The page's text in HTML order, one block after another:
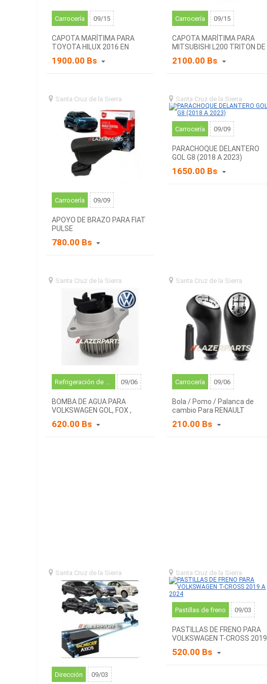
Carrocería 09/15
CAPOTA MARÍTIMA PARA
TOYOTA HILUX 2016 EN
1900.00 Bs
Carrocería 09/15
CAPOTA MARÍTIMA PARA
MITSUBISHI L200 TRITON DE
2100.00 Bs
Santa Cruz de la Sierra
Carrocería 09/09
APOYO DE BRAZO PARA FIAT
PULSE
780.00 Bs
Santa Cruz de la Sierra
cruz de la sierra (BO)
Carrocería 09/09
PARACHOQUE DELANTERO
GOL G8 (2018 A 2023)
1650.00 Bs
Santa Cruz de la Sierra
Refrigeración de motor 09/06
BOMBA DE AGUA PARA
VOLKSWAGEN GOL, FOX ,
SAVEIRO
620.00 Bs
Santa Cruz de la Sierra
Carrocería 09/06
Bola / Pomo / Palanca de
cambio Para RENAULT
210.00 Bs
Santa Cruz de la Sierra
cruz de la sierra (BO)
Dirección 09/03
Santa Cruz de la Sierra
cruz de la sierra (BO)
Pastillas de freno 09/03
PASTILLAS DE FRENO PARA
VOLKSWAGEN T-CROSS 2019
A 2024
520.00 Bs